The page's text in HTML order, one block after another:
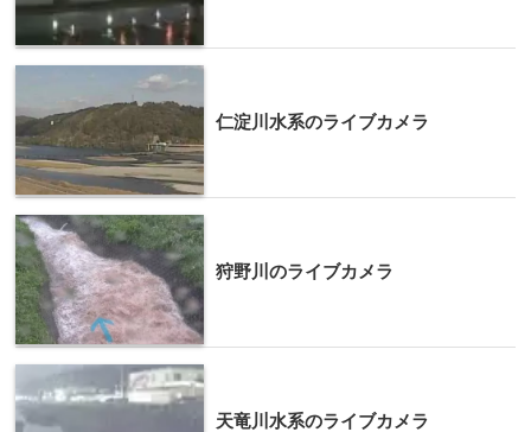
仁淀川水系のライブカメラ
狩野川のライブカメラ
天竜川水系のライブカメラ